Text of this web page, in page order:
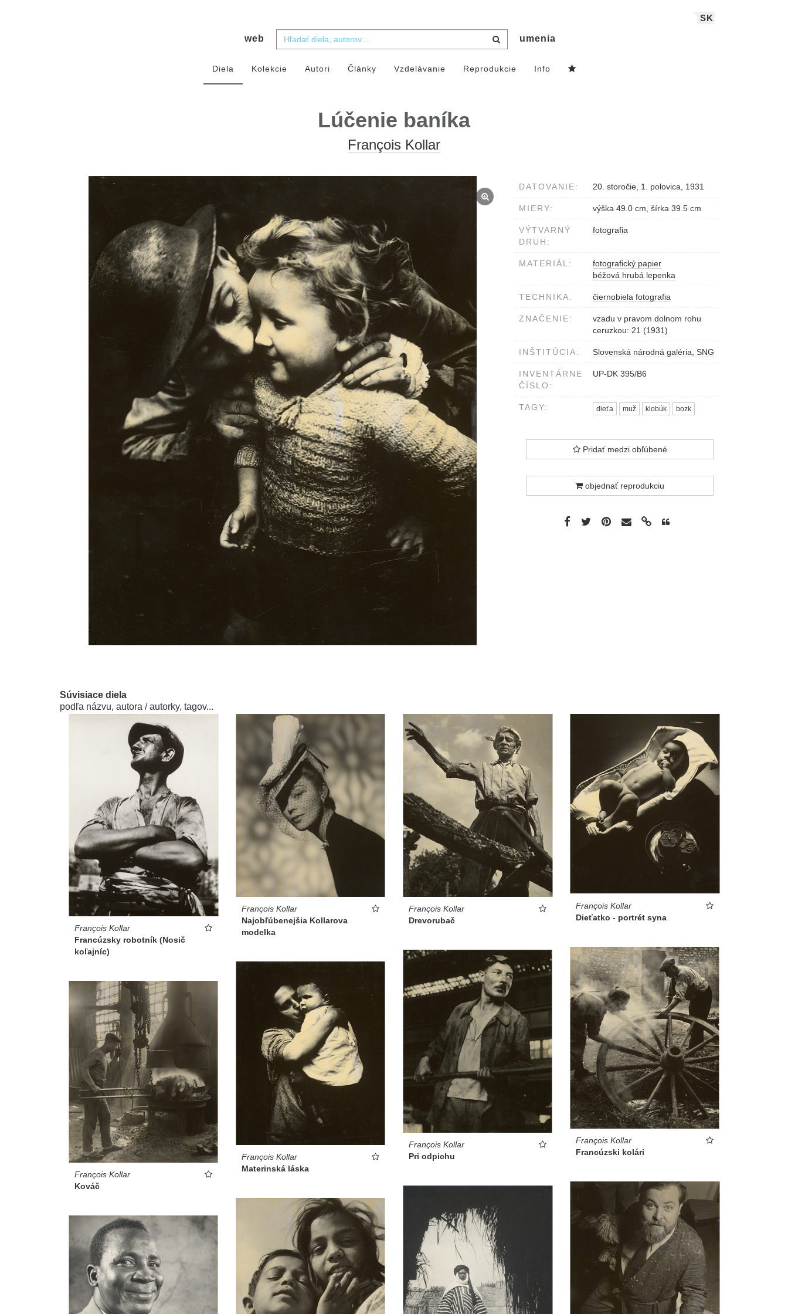
SK
web umenia
Diela Kolekcie Autori Články Vzdelávanie Reprodukcie Info
Lúčenie baníka
François Kollar
DATOVANIE: 20. storočie, 1. polovica, 1931
MIERY: výška 49.0 cm, šírka 39.5 cm
VÝTVARNÝ
DRUH:
fotografia
MATERIÁL:
fotografický papier
béžová hrubá lepenka
TECHNIKA: čiernobiela fotografia
ZNAČENIE:
vzadu v pravom dolnom rohu
ceruzkou: 21 (1931)
INŠTITÚCIA: Slovenská národná galéria, SNG
INVENTÁRNE
ČÍSLO:
UP-DK 395/B6
TAGY: dieťa muž klobúk bozk
Pridať medzi obľúbené
objednať reprodukciu
Súvisiace diela
podľa názvu, autora / autorky, tagov...
François Kollar
Francúzsky robotník (Nosič
koľajníc)
François Kollar
Najobľúbenejšia Kollarova
modelka
François Kollar
Drevorubač
François Kollar
Dieťatko - portrét syna
François Kollar
Francúzski kolári
François Kollar
Pri odpichu
François Kollar
Materinská láska
François Kollar
Kováč